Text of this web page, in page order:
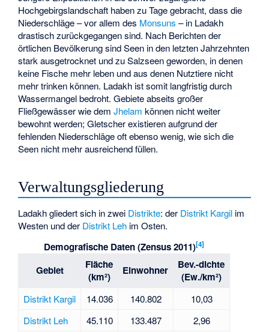
Hochgebirgslandschaft haben zu Tage gebracht, dass die
Niederschläge – vor allem des Monsuns – in Ladakh
drastisch zurückgegangen sind. Nach Berichten der
örtlichen Bevölkerung sind Seen in den letzten Jahrzehnten
stark ausgetrocknet und zu Salzseen geworden, in denen
keine Fische mehr leben und aus denen Nutztiere nicht
mehr trinken können. Ladakh ist somit langfristig durch
Wassermangel bedroht. Gebiete abseits großer
Fließgewässer wie demJhelam können nicht weiter
bewohnt werden; Gletscher existieren aufgrund der
fehlenden Niederschläge oft ebenso wenig, wie sich die
Seen nicht mehr ausreichend füllen.
Verwaltungsgliederung
Ladakh gliedert sich in zwei Distrikte: der Distrikt Kargil im
Westen und der Distrikt Leh im Osten.
Demografische Daten (Zensus 2011)[4]
Gebiet
Fläche
(km²)
Einwohner
Bev.-dichte
(Ew./km²)
Distrikt Kargil 14.036 140.802
10,03
Distrikt Leh
45.110 133.487 2,96